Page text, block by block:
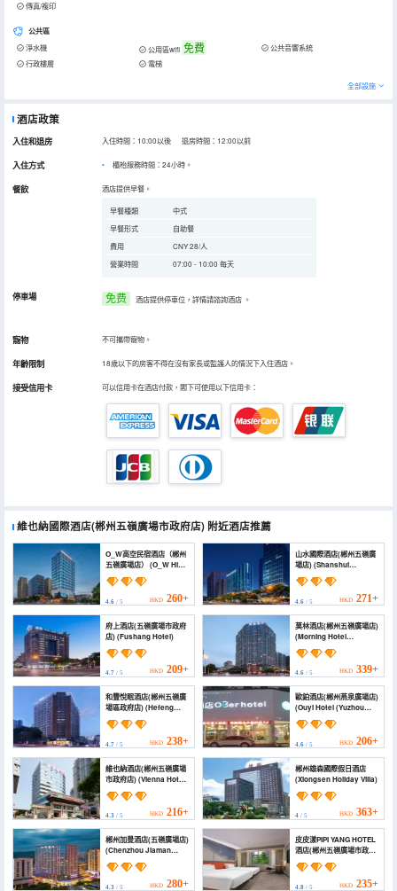
傳真/複印
公共區
淨水機 公用區wifi 免費
公共音響系統
行政樓層
電梯
全部設施
酒店政策
入住和退房 入住時間：10:00以後 退房時間：12:00以前
入住方式 櫃枱服務時間：24小時。
餐飲 酒店提供早餐。
早餐種類
中式
早餐形式
自助餐
費用
CNY 28/人
營業時間
07:00 - 10:00 每天
停車場 免费 酒店提供停車位，詳情請諮詢酒店 。
寵物 不可攜帶寵物。
年齡限制 18歲以下的房客不得在沒有家長或監護人的情況下入住酒店。
接受信用卡 可以信用卡在酒店付款，閣下可使用以下信用卡：
維也納國際酒店(郴州五嶺廣場市政府店) 附近酒店推薦
O_W高空民宿酒店（郴州
五嶺廣場店） (O_W High
Altitude B&B Hotel
(Chenzhou Wuling
4.6 / 5 HKD 260+
山水國際酒店(郴州五嶺廣
場店) (Shanshui
International Hotel)
4.6/ 5 HKD 271+
府上酒店(五嶺廣場市政府
店) (Fushang Hotel)
4.7 / 5 HKD 209+
莫林酒店(郴州五嶺廣場店)
(Morning Hotel
(Chenzhou Wuling
Square))
4.6/ 5 HKD 339+
和豐悅眠酒店(郴州五嶺廣
場區政府店) (Hefeng
Yuemian Hotel
(Zhangzhou Wuling
Square District
Government Branch))
4.7 / 5 HKD 238+
歐鉑酒店(郴州燕泉廣場店)
(Ouyi Hotel (Yuzhou
Yanquan Square
Branch))
4.6/ 5 HKD 206+
維也納酒店(郴州五嶺廣場
市政府店) (Vienna Hotel
(Chenzhou Wuling
Square Municipal
Government Branch))
4.3 / 5 HKD 216+
郴州雄森國際假日酒店
(Xiongsen Holiday Villa)
4/ 5 HKD 363+
郴州加曼酒店(五嶺廣場店)
(Chenzhou Jiaman
Hotel (Wuling Square))
4.3 / 5 HKD 280+
皮皮漾PIPI YANG HOTEL
酒店(郴州五嶺廣場市政府
店) (Pipiyang Hotel
(Chenzhou Wuling
Square Municipal
4.8/ 5 HKD 235+